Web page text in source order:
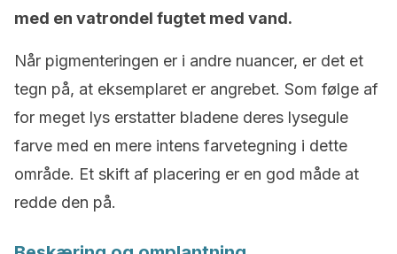
med en vatrondel fugtet med vand.
Når pigmenteringen er i andre nuancer, er det et
tegn på, at eksemplaret er angrebet. Som følge af
for meget lys erstatter bladene deres lysegule
farve med en mere intens farvetegning i dette
område. Et skift af placering er en god måde at
redde den på.